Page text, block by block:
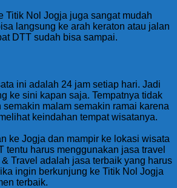
Titik Nol Jogja juga sangat mudah
langsung ke arah keraton atau jalan
DTT sudah bisa sampai.
ini adalah 24 jam setiap hari. Jadi
ke sini kapan saja. Tempatnya tidak
semakin malam semakin ramai karena
keindahan tempat wisatanya.
ke Jogja dan mampir ke lokasi wisata
tentu harus menggunakan jasa travel
Travel adalah jasa terbaik yang harus
ingin berkunjung ke Titik Nol Jogja
terbaik.